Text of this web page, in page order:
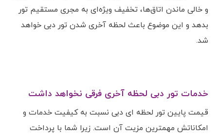
و خالی ماندن اتاق‌ها، تخفیف ویژه‌ای به مجری مستقیم تور
بدهد و این موضوع باعث لحظه آخری شدن تور دبی خواهد
شد.
خدمات تور دبی لحظه آخری فرقی نخواهد داشت
قیمت پایین تور لحظه ای دبی نسبت به کیفیت خدمات و
امکاناتش مهمترین مزیت آن است. زیرا شما با پرداخت